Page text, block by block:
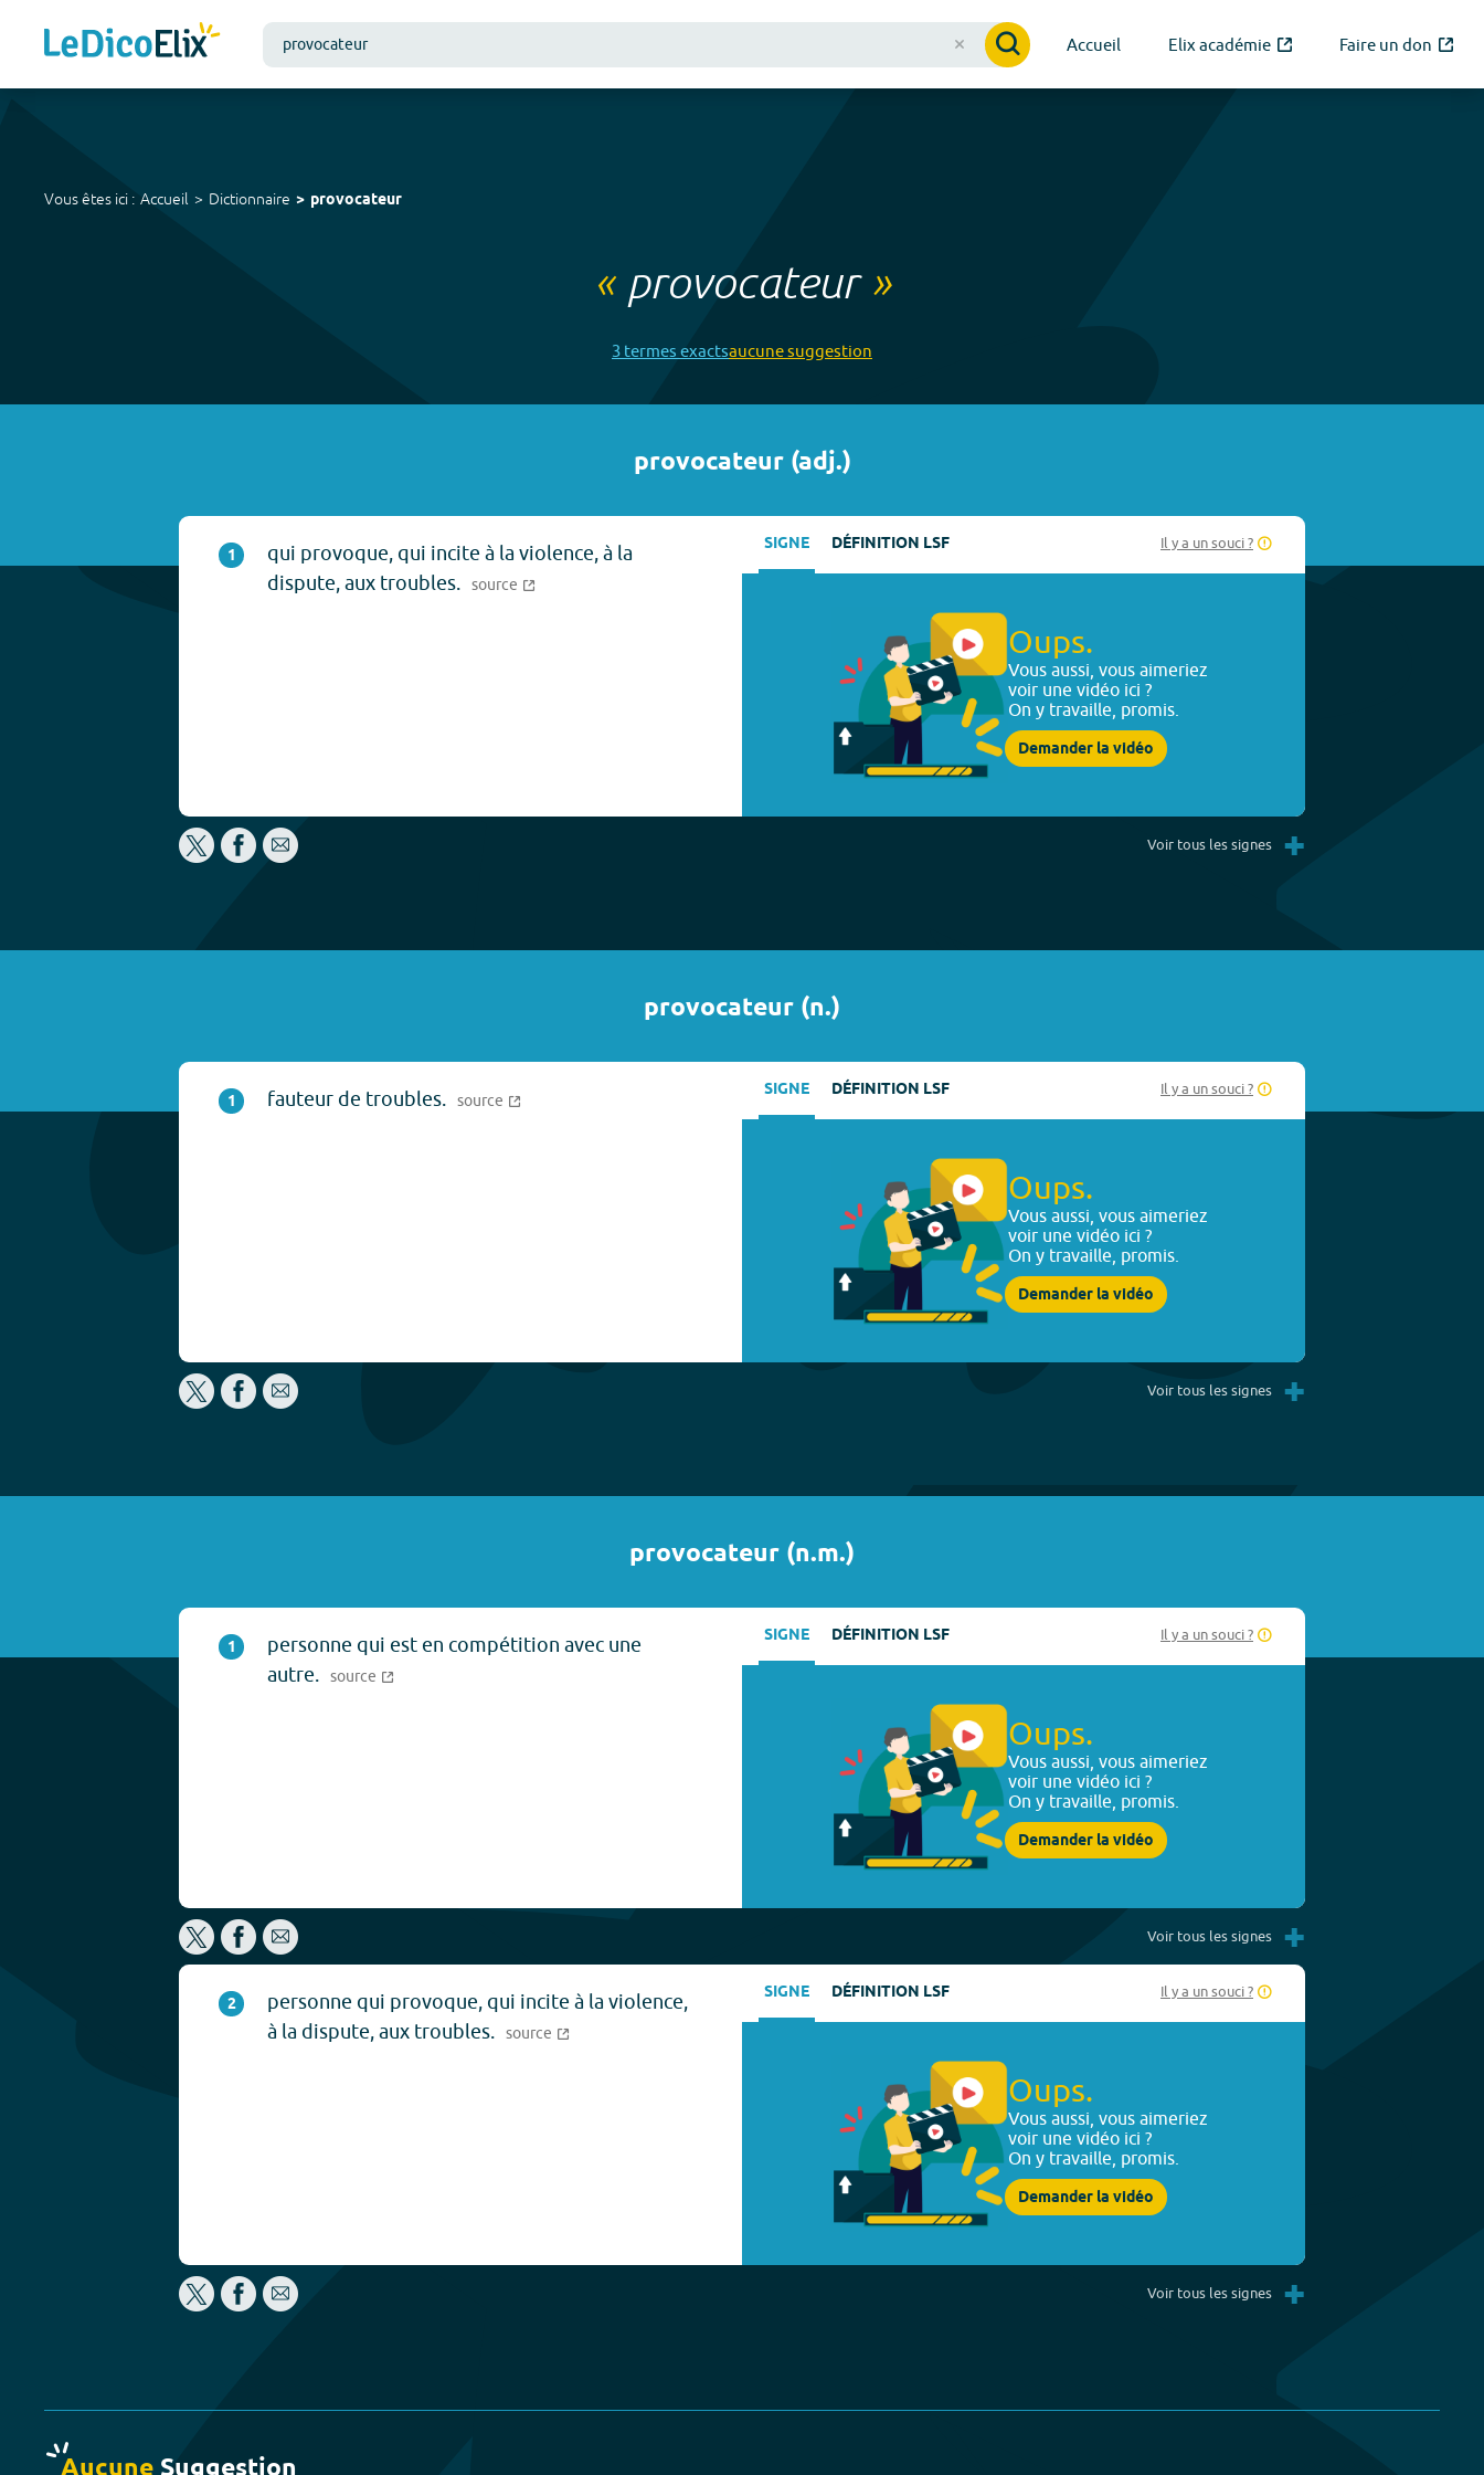
Accueil Elix académie Faire un don
Vous êtes ici : Accueil Dictionnaire provocateur
« provocateur»
3 termes exactsaucunesuggestion
provocateur(adj.)
1
qui provoque, qui incite à la violence, à la
dispute, aux troubles. source
SIGNE DÉFINITION LSF Il y a un souci ?
Oups.
Vous aussi, vous aimeriez
voir une vidéo ici ?
On y travaille, promis.
Demander la vidéo
Voir tous les signes +
provocateur (n.)
1 fauteur de troubles. source SIGNE DÉFINITION LSF Il y a un souci ?
Oups.
Vous aussi, vous aimeriez
voir une vidéo ici ?
On y travaille, promis.
Demander la vidéo
Voir tous les signes +
provocateur (n.m.)
1
personne qui est en compétition avec une
autre. source
SIGNE DÉFINITION LSF Il y a un souci ?
Oups.
Vous aussi, vous aimeriez
voir une vidéo ici ?
On y travaille, promis.
Demander la vidéo
Voir tous les signes +
2
personne qui provoque, qui incite à la violence,
à la dispute, aux troubles. source
SIGNE DÉFINITION LSF Il y a un souci ?
Oups.
Vous aussi, vous aimeriez
voir une vidéo ici ?
On y travaille, promis.
Demander la vidéo
Voir tous les signes +